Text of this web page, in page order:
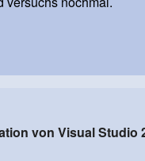
von Visual Studio